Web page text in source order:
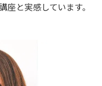
と実感しています。